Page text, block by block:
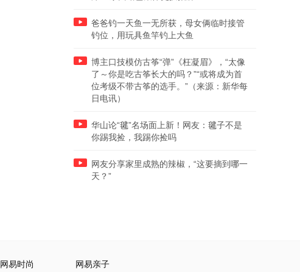
爸爸钓一天鱼一无所获，母女俩临时接管
钓位，用玩具鱼竿钓上大鱼
博主口技模仿古筝“弹”《枉凝眉》，“太像
了～你是吃古筝长大的吗？”“或将成为首
位考级不带古筝的选手。”（来源：新华每
日电讯）
华山论“毽”名场面上新！网友：毽子不是
你踢我捡，我踢你捡吗
网友分享家里成熟的辣椒，“这要摘到哪一
天？”
网易时尚 网易亲子